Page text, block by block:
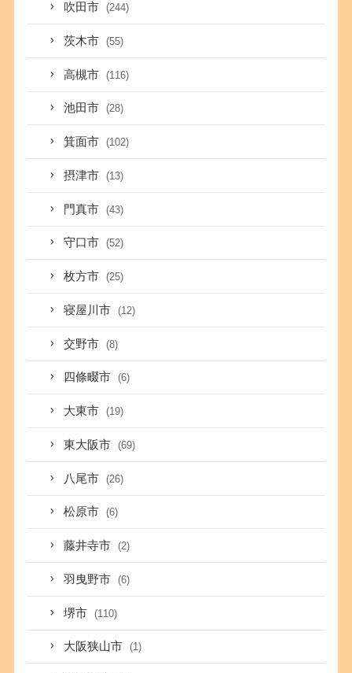
吹田市 (244)
茨木市 (55)
高槻市 (116)
池田市 (28)
箕面市 (102)
摂津市 (13)
門真市 (43)
守口市 (52)
枚方市 (25)
寝屋川市 (12)
交野市 (8)
四條畷市 (6)
大東市 (19)
東大阪市 (69)
八尾市 (26)
松原市 (6)
藤井寺市 (2)
羽曳野市 (6)
堺市 (110)
大阪狭山市 (1)